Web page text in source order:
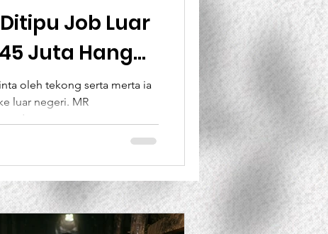
Projects
Job Luar
Juta Hangus
oleh tekong serta merta ia
luar negeri. MR
dengan...